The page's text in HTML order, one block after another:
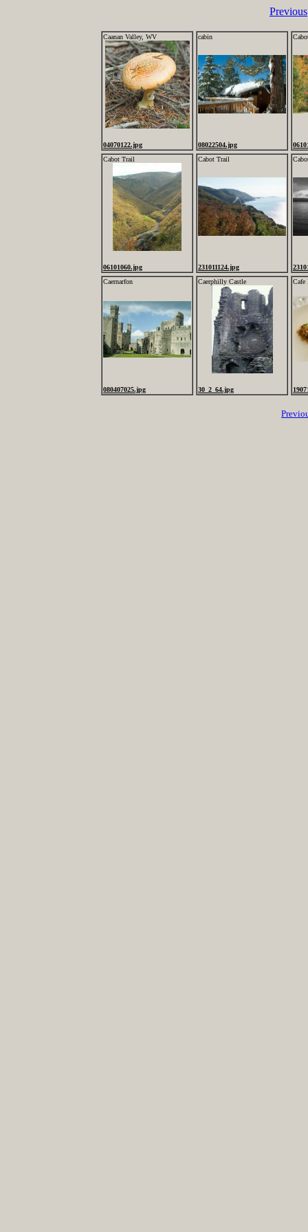
Previous
Caanan Valley, WV
04070122.jpg
cabin
08022504.jpg
Cabot Trail
06101060.jpg
Cabot Trail
231011124.jpg
Caernarfon
080407025.jpg
Caerphilly Castle
30_2_64.jpg
Cafe